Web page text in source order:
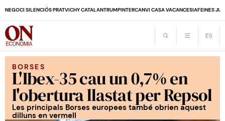
NEGOCI SILENCIÓS PRATVICHY CATALANTRUMPINTERCANVI CASA VACANCESIAFEINES
BORSES
L'Ibex-35 cau un 0,7% en
l'obertura llastat per Repsol
Les principals Borses europees també obrien aquest
dilluns en vermell